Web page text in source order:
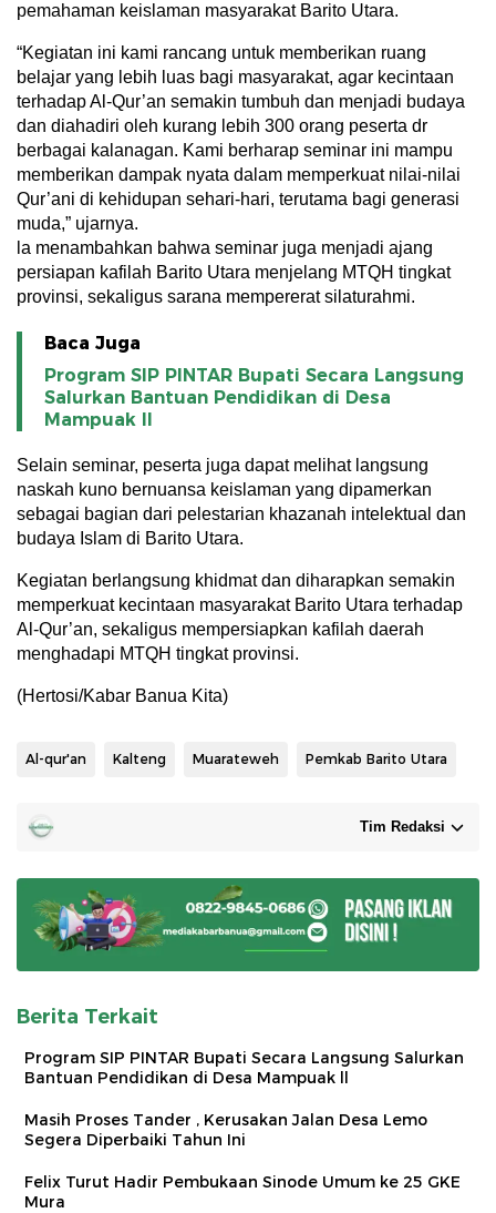
pemahaman keislaman masyarakat Barito Utara.
“Kegiatan ini kami rancang untuk memberikan ruang
belajar yang lebih luas bagi masyarakat, agar kecintaan
terhadap Al-Qur’an semakin tumbuh dan menjadi budaya
dan diahadiri oleh kurang lebih 300 orang peserta dr
berbagai kalanagan. Kami berharap seminar ini mampu
memberikan dampak nyata dalam memperkuat nilai-nilai
Qur’ani di kehidupan sehari-hari, terutama bagi generasi
muda,” ujarnya.
la menambahkan bahwa seminar juga menjadi ajang
persiapan kafilah Barito Utara menjelang MTQH tingkat
provinsi, sekaligus sarana mempererat silaturahmi.
Baca Juga
Program SIP PINTAR Bupati Secara Langsung
Salurkan Bantuan Pendidikan di Desa
Mampuak ll
Selain seminar, peserta juga dapat melihat langsung
naskah kuno bernuansa keislaman yang dipamerkan
sebagai bagian dari pelestarian khazanah intelektual dan
budaya Islam di Barito Utara.
Kegiatan berlangsung khidmat dan diharapkan semakin
memperkuat kecintaan masyarakat Barito Utara terhadap
Al-Qur’an, sekaligus mempersiapkan kafilah daerah
menghadapi MTQH tingkat provinsi.
(Hertosi/Kabar Banua Kita)
Al-qur'an Kalteng Muarateweh Pemkab Barito Utara
Tim Redaksi
Berita Terkait
Program SIP PINTAR Bupati Secara Langsung Salurkan
Bantuan Pendidikan di Desa Mampuak ll
Masih Proses Tander , Kerusakan Jalan Desa Lemo
Segera Diperbaiki Tahun Ini
Felix Turut Hadir Pembukaan Sinode Umum ke 25 GKE
Mura